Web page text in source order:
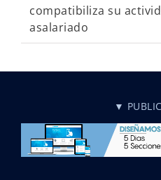
compatibiliza su
asalariado
▼